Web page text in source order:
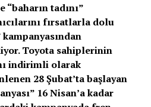
tadını”
fırsatlarla dolu
Toyota sahiplerinin
indirimli olarak
28 Şubat’ta başlayan
16 Nisan’a kadar